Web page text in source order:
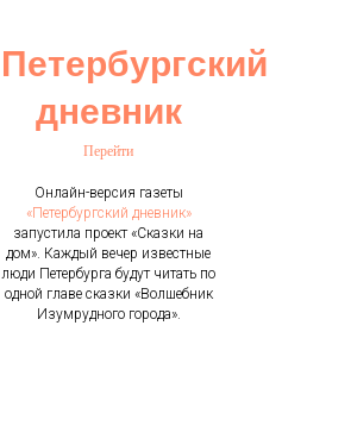
Петербургский
дневник
Перейти
Онлайн-версия газеты
«Петербургский дневник»
запустила проект «Сказки на
дом». Каждый вечер известные
люди Петербурга будут читать по
одной главе сказки «Волшебник
Изумрудного города».